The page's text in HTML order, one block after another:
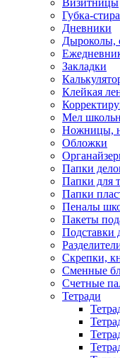
Губка-
Дневники
Дыроколы,
Закладки
Клейкая
Мел
Ножницы,
Обложки
Папки
Папки для
Папки
Пеналы
Пакеты
Подставки
Скрепки,
Сменные
Счетные
Тетради